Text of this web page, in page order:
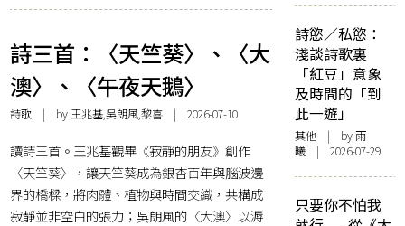
詩三首：〈天竺葵〉、〈大
澳〉、〈午夜天鵝〉
詩歌 | by 王兆基,吳朗風,黎喜 | 2026-07-10
讀詩三首。王兆基觀畢《寂靜的朋友》創作
〈天竺葵〉，讓天竺葵成為銀杏百年與腦波邊
界的橋樑，將肉體、植物與時間交織，共構成
寂靜並非空白的張力；吳朗風的〈大澳〉以溽
詩慾／私慾：
淺談詩歌裏
「紅豆」意象
及時間的「到
此一遊」
其他 | by 雨
曦 | 2026-07-29
只要你不怕我